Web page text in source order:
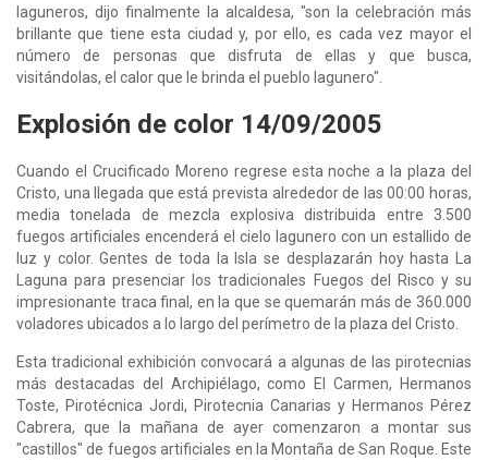
laguneros, dijo finalmente la alcaldesa, "son la celebración más
brillante que tiene esta ciudad y, por ello, es cada vez mayor el
número de personas que disfruta de ellas y que busca,
visitándolas, el calor que le brinda el pueblo lagunero".
Explosión de color 14/09/2005
Cuando el Crucificado Moreno regrese esta noche a la plaza del
Cristo, una llegada que está prevista alrededor de las 00:00 horas,
media tonelada de mezcla explosiva distribuida entre 3.500
fuegos artificiales encenderá el cielo lagunero con un estallido de
luz y color. Gentes de toda la Isla se desplazarán hoy hasta La
Laguna para presenciar los tradicionales Fuegos del Risco y su
impresionante traca final, en la que se quemarán más de 360.000
voladores ubicados a lo largo del perímetro de la plaza del Cristo.
Esta tradicional exhibición convocará a algunas de las pirotecnias
más destacadas del Archipiélago, como El Carmen, Hermanos
Toste, Pirotécnica Jordi, Pirotecnia Canarias y Hermanos Pérez
Cabrera, que la mañana de ayer comenzaron a montar sus
"castillos" de fuegos artificiales en la Montaña de San Roque. Este